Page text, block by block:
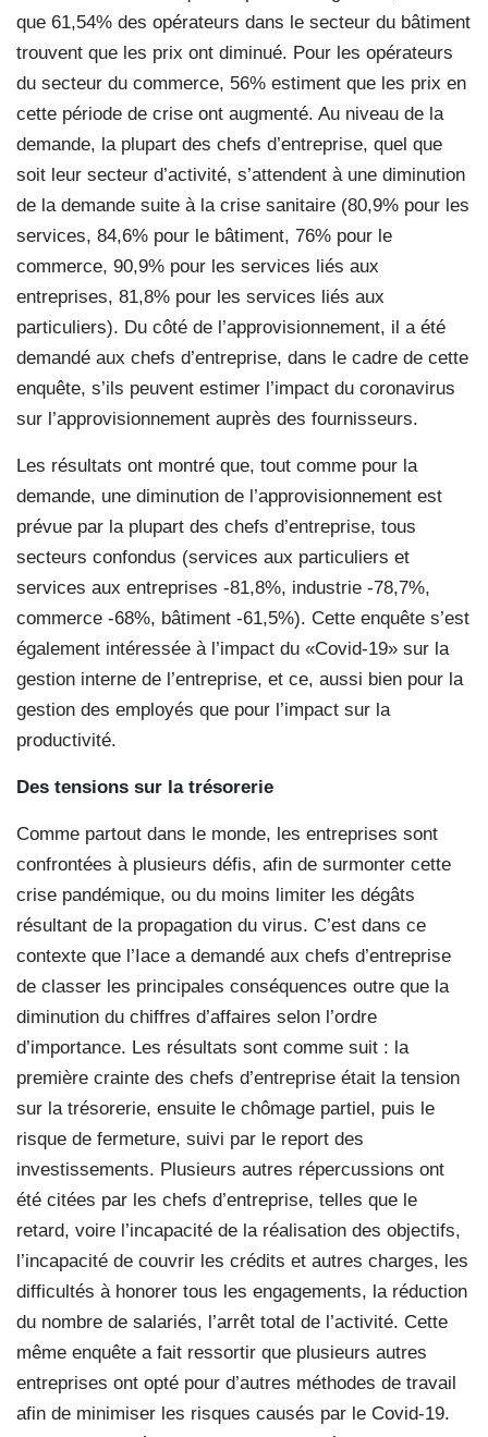
que 61,54% des opérateurs dans le secteur du bâtiment
trouvent que les prix ont diminué. Pour les opérateurs
du secteur du commerce, 56% estiment que les prix en
cette période de crise ont augmenté. Au niveau de la
demande, la plupart des chefs d’entreprise, quel que
soit leur secteur d’activité, s’attendent à une diminution
de la demande suite à la crise sanitaire (80,9% pour les
services, 84,6% pour le bâtiment, 76% pour le
commerce, 90,9% pour les services liés aux
entreprises, 81,8% pour les services liés aux
particuliers). Du côté de l’approvisionnement, il a été
demandé aux chefs d’entreprise, dans le cadre de cette
enquête, s’ils peuvent estimer l’impact du coronavirus
sur l’approvisionnement auprès des fournisseurs.
Les résultats ont montré que, tout comme pour la
demande, une diminution de l’approvisionnement est
prévue par la plupart des chefs d’entreprise, tous
secteurs confondus (services aux particuliers et
services aux entreprises -81,8%, industrie -78,7%,
commerce -68%, bâtiment -61,5%). Cette enquête s’est
également intéressée à l’impact du «Covid-19» sur la
gestion interne de l’entreprise, et ce, aussi bien pour la
gestion des employés que pour l’impact sur la
productivité.
Des tensions sur la trésorerie
Comme partout dans le monde, les entreprises sont
confrontées à plusieurs défis, afin de surmonter cette
crise pandémique, ou du moins limiter les dégâts
résultant de la propagation du virus. C’est dans ce
contexte que l’Iace a demandé aux chefs d’entreprise
de classer les principales conséquences outre que la
diminution du chiffres d’affaires selon l’ordre
d’importance. Les résultats sont comme suit : la
première crainte des chefs d’entreprise était la tension
sur la trésorerie, ensuite le chômage partiel, puis le
risque de fermeture, suivi par le report des
investissements. Plusieurs autres répercussions ont
été citées par les chefs d’entreprise, telles que le
retard, voire l’incapacité de la réalisation des objectifs,
l’incapacité de couvrir les crédits et autres charges, les
difficultés à honorer tous les engagements, la réduction
du nombre de salariés, l’arrêt total de l’activité. Cette
même enquête a fait ressortir que plusieurs autres
entreprises ont opté pour d’autres méthodes de travail
afin de minimiser les risques causés par le Covid-19.